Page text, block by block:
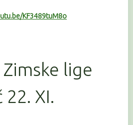
KF3489tuM8o
lige
22. XI.